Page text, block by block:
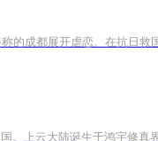
的成都展开虐恋。在抗日